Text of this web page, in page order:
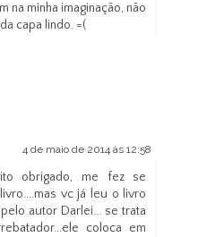
na minha imaginação, não
capa lindo. =(
4 de maio de 2014 às 12:58
obrigado, me fez se
vc já leu o livro
autor Darlei... se trata
coloca em